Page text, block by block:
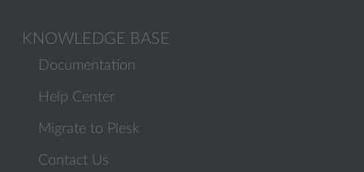
KNOWLEDGE BASE
Documentation
Help Center
Migrate to Plesk
Contact Us